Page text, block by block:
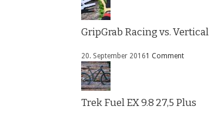
GripGrab Racing vs. Vertical
20. September 20161 Comment
Trek Fuel EX 9.8 27,5 Plus